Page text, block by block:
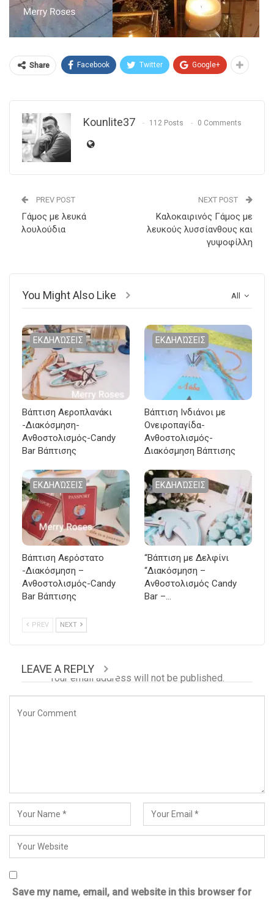
Share Facebook Twitter Google+
Kounlite37 112 Posts 0 Comments
PREV POST
Γάμος με λευκά
λουλούδια
NEXT POST
Καλοκαιρινός Γάμος με
λευκούς λυσσίανθους και
γυψοφίλλη
All
You Might Also Like
ΕΚΔΗΛΏΣΕΙΣ
Βάπτιση Αεροπλανάκι
-Διακόσμηση-
Ανθοστολισμός-Candy
Bar Βάπτισης
ΕΚΔΗΛΏΣΕΙΣ
Βάπτιση Ινδιάνοι με
Ονειροπαγίδα-
Ανθοστολισμός-
Διακόσμηση Βάπτισης
ΕΚΔΗΛΏΣΕΙΣ
Βάπτιση Αερόστατο
-Διακόσμηση –
Ανθοστολισμός-Candy
Bar Βάπτισης
ΕΚΔΗΛΏΣΕΙΣ
“Βάπτιση με Δελφίνι
“Διακόσμηση –
Ανθοστολισμός Candy
Bar –…
PREV NEXT
LEAVE A REPLY
Your email address will not be published.
Save my name, email, and website in this browser for